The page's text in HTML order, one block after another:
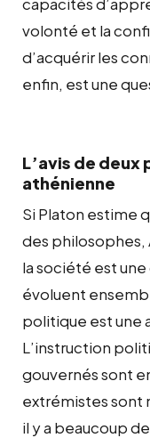
volonté et la
d’acquérir les
enfin, est une
L’avis de deux
athénienne
Si Platon estime
des philosophes,
la société est
évoluent
politique est une
L’instruction
gouvernés sont
extrémistes sont
il y a beaucoup